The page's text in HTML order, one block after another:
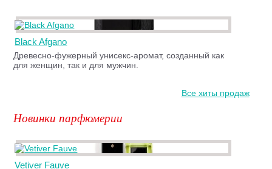
Black Afgano
Древесно-фужерный унисекс-аромат, созданный как
для женщин, так и для мужчин.
Все хиты продаж
Новинки парфюмерии
Vetiver Fauve